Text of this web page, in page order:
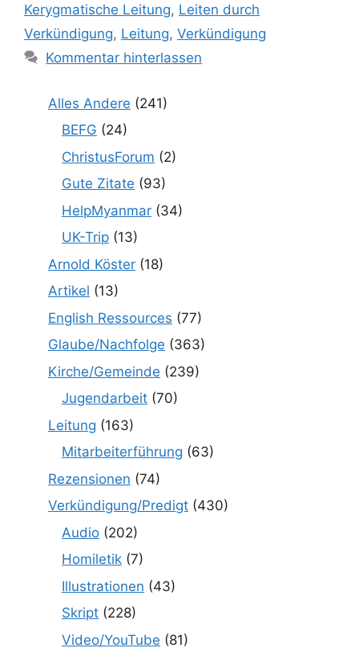
Kerygmatische Leitung, Leiten durch
Verkündigung, Leitung, Verkündigung
Kommentar hinterlassen
Alles Andere (241)
BEFG (24)
ChristusForum (2)
Gute Zitate (93)
HelpMyanmar (34)
UK-Trip (13)
Arnold Köster (18)
Artikel (13)
English Ressources (77)
Glaube/Nachfolge (363)
Kirche/Gemeinde (239)
Jugendarbeit (70)
Leitung (163)
Mitarbeiterführung (63)
Rezensionen (74)
Verkündigung/Predigt (430)
Audio (202)
Homiletik (7)
Illustrationen (43)
Skript (228)
Video/YouTube (81)